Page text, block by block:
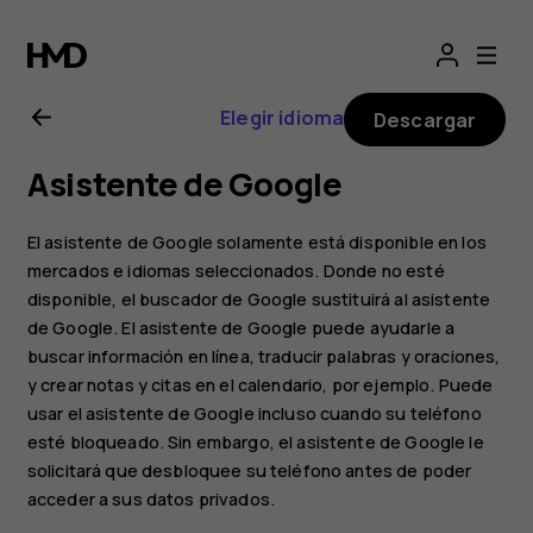
Manual
de
usuario
de
Nokia
1.3
Elegir idioma Descargar
Asistente de Google
El asistente de Google solamente está disponible en los
mercados e idiomas seleccionados. Donde no esté
disponible, el buscador de Google sustituirá al asistente
de Google. El asistente de Google puede ayudarle a
buscar información en línea, traducir palabras y oraciones,
y crear notas y citas en el calendario, por ejemplo. Puede
usar el asistente de Google incluso cuando su teléfono
esté bloqueado. Sin embargo, el asistente de Google le
solicitará que desbloquee su teléfono antes de poder
acceder a sus datos privados.